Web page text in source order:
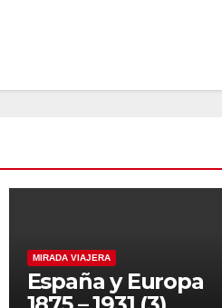
MIRADA VIAJERA
España y Europa